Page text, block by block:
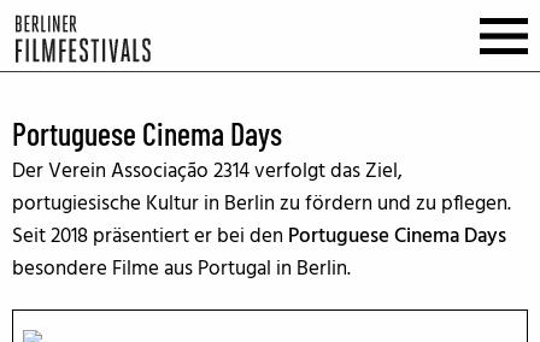
Portuguese Cinema Days
Der Verein Associação 2314 verfolgt das Ziel,
portugiesische Kultur in Berlin zu fördern und zu pflegen.
Seit 2018 präsentiert er bei den Portuguese Cinema Days
besondere Filme aus Portugal in Berlin.